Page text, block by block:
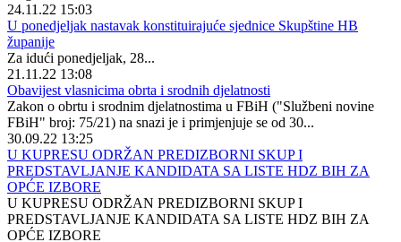
24.11.22 15:03
U ponedjeljak nastavak konstituirajuće sjednice Skupštine HB
županije
Za idući ponedjeljak, 28...
21.11.22 13:08
Obavijest vlasnicima obrta i srodnih djelatnosti
Zakon o obrtu i srodnim djelatnostima u FBiH ("Službeni novine
FBiH" broj: 75/21) na snazi je i primjenjuje se od 30...
30.09.22 13:25
U KUPRESU ODRŽAN PREDIZBORNI SKUP I
PREDSTAVLJANJE KANDIDATA SA LISTE HDZ BIH ZA
OPĆE IZBORE
U KUPRESU ODRŽAN PREDIZBORNI SKUP I
PREDSTAVLJANJE KANDIDATA SA LISTE HDZ BIH ZA
OPĆE IZBORE